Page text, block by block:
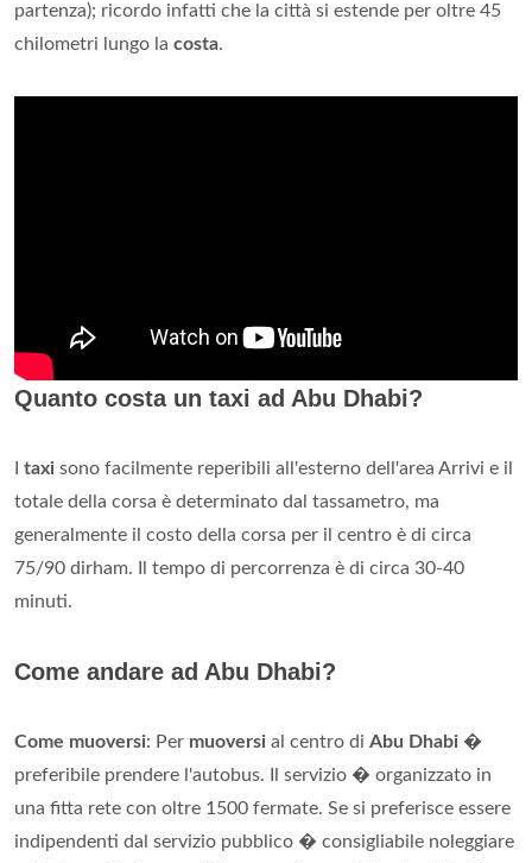
partenza); ricordo infatti che la città si estende per oltre 45
chilometri lungo la costa.
Quanto costa un taxi ad Abu Dhabi?
taxi sono facilmente reperibili all'esterno dell'area Arrivi e il
totale della corsa è determinato dal tassametro, ma
generalmente il costo della corsa per il centro è di circa
75/90 dirham. Il tempo di percorrenza è di circa 30-40
minuti.
Come andare ad Abu Dhabi?
Come muoversi: Per muoversi al centro di Abu Dhabi �
preferibile prendere l'autobus. Il servizio � organizzato in
una fitta rete con oltre 1500 fermate. Se si preferisce essere
indipendenti dal servizio pubblico � consigliabile noleggiare